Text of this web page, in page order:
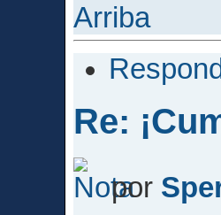
Arriba
Re:
por